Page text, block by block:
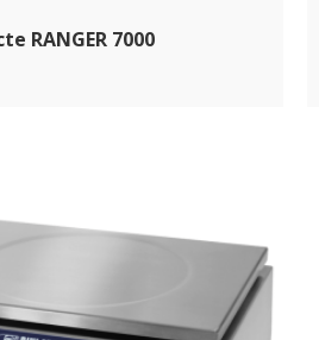
RANGER 7000